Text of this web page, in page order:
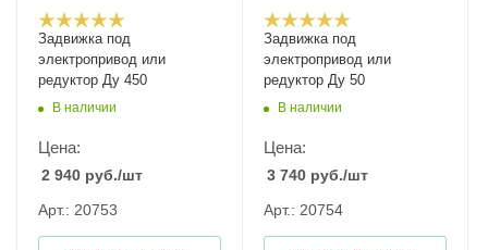
Задвижка под
электропривод или
редуктор Ду 450
В наличии
Цена:
2 940 руб./шт
Арт.: 20753
Задвижка под
электропривод или
редуктор Ду 50
В наличии
Цена:
3 740 руб./шт
Арт.: 20754